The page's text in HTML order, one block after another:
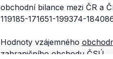
obchodní bilance mezi ČR a
119185-171651-199374-
Hodnoty vzájemného
zahraničního obchodu ČSÚ.